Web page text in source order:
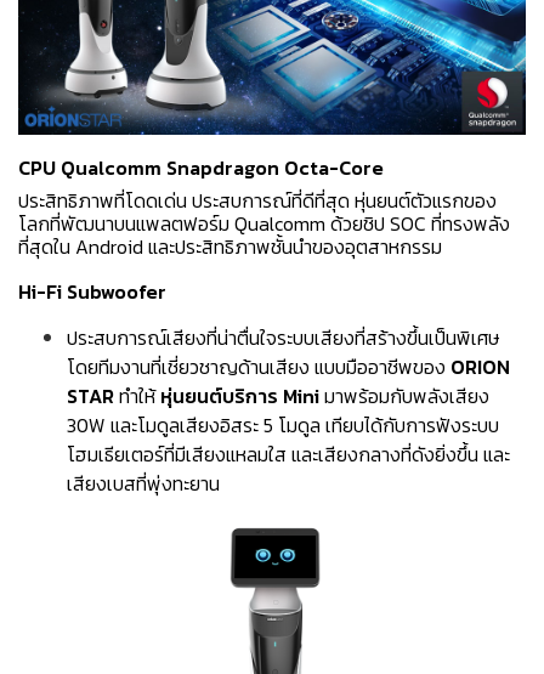
CPU Qualcomm Snapdragon Octa-Core
ประสิทธิภาพที่โดดเด่น ประสบการณ์ที่ดีที่สุด หุ่นยนต์ตัวแรกของ
โลกที่พัฒนาบนแพลตฟอร์ม Qualcomm ด้วยชิป SOC ที่ทรงพลัง
ที่สุดใน Android และประสิทธิภาพชั้นนำของอุตสาหกรรม
Hi-Fi Subwoofer
ประสบการณ์เสียงที่น่าตื่นใจระบบเสียงที่สร้างขึ้นเป็นพิเศษ
โดยทีมงานที่เชี่ยวชาญด้านเสียง แบบมืออาชีพของ ORION
STARทำให้หุ่นยนต์บริการ Miniมาพร้อมกับพลังเสียง
30W และโมดูลเสียงอิสระ 5 โมดูล เทียบได้กับการฟังระบบ
โฮมเธียเตอร์ที่มีเสียงแหลมใส และเสียงกลางที่ดังยิ่งขึ้น และ
เสียงเบสที่พุ่งทะยาน